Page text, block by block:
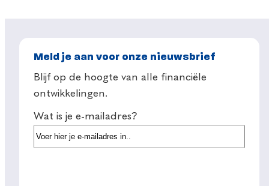
Meld je aan voor onze nieuwsbrief
Blijf op de hoogte van alle financiële
ontwikkelingen.
Wat is je e-mailadres?